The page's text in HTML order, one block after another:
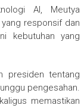
AI, Meutya
responsif dan
kebutuhan yang
presiden tentang
pengesahan.
memastikan